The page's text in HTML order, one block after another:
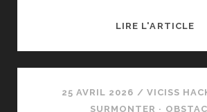
LIRE L'ARTICLE
25 AVRIL 2026 / VICISS
SURMONTER ·